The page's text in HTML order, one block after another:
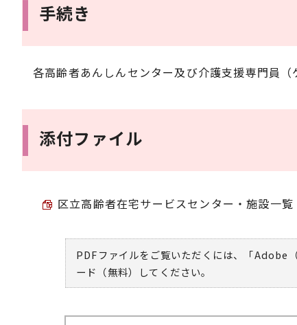
手続き
各高齢者あんしんセンター及び介護支援専門員
添付ファイル
区立高齢者在宅サービスセンター・施設一覧
PDFファイルをご覧いただくには、「Adobe
ード（無料）してください。